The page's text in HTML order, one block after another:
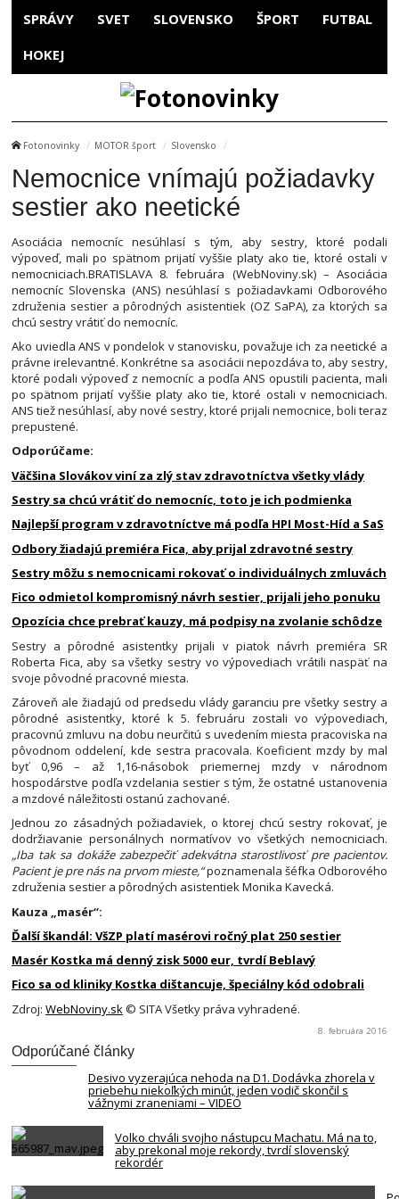
SPRÁVY SVET SLOVENSKO ŠPORT FUTBAL
HOKEJ
Fotonovinky MOTOR šport Slovensko
Nemocnice vnímajú požiadavky
sestier ako neetické
Asociácia nemocníc nesúhlasí s tým, aby sestry, ktoré podali
výpoveď, mali po spätnom prijatí vyššie platy ako tie, ktoré ostali v
nemocniciach.BRATISLAVA 8. februára (WebNoviny.sk) – Asociácia
nemocníc Slovenska (ANS) nesúhlasí s požiadavkami Odborového
združenia sestier a pôrodných asistentiek (OZ SaPA), za ktorých sa
chcú sestry vrátiť do nemocníc.
Ako uviedla ANS v pondelok v stanovisku, považuje ich za neetické a
právne irelevantné. Konkrétne sa asociácii nepozdáva to, aby sestry,
ktoré podali výpoveď z nemocníc a podľa ANS opustili pacienta, mali
po spätnom prijatí vyššie platy ako tie, ktoré ostali v nemocniciach.
ANS tiež nesúhlasí, aby nové sestry, ktoré prijali nemocnice, boli teraz
prepustené.
Odporúčame:
Väčšina Slovákov viní za zlý stav zdravotníctva všetky vlády
Sestry sa chcú vrátiť do nemocníc, toto je ich podmienka
Najlepší program v zdravotníctve má podľa HPI Most-Híd a SaS
Odbory žiadajú premiéra Fica, aby prijal zdravotné sestry
Sestry môžu s nemocnicami rokovať o individuálnych zmluvách
Fico odmietol kompromisný návrh sestier, prijali jeho ponuku
Opozícia chce prebrať kauzy, má podpisy na zvolanie schôdze
Sestry a pôrodné asistentky prijali v piatok návrh premiéra SR
Roberta Fica, aby sa všetky sestry vo výpovediach vrátili naspäť na
svoje pôvodné pracovné miesta.
Zároveň ale žiadajú od predsedu vlády garanciu pre všetky sestry a
pôrodné asistentky, ktoré k 5. februáru zostali vo výpovediach,
pracovnú zmluvu na dobu neurčitú s uvedením miesta pracoviska na
pôvodnom oddelení, kde sestra pracovala. Koeficient mzdy by mal
byť 0,96 – až 1,16-násobok priemernej mzdy v národnom
hospodárstve podľa vzdelania sestier s tým, že ostatné ustanovenia
a mzdové náležitosti ostanú zachované.
Jednou zo zásadných požiadaviek, o ktorej chcú sestry rokovať, je
dodržiavanie personálnych normatívov vo všetkých nemocniciach.
„Iba tak sa dokáže zabezpečiť adekvátna starostlivosť pre pacientov.
Pacient je pre nás na prvom mieste,“poznamenala šéfka Odborového
združenia sestier a pôrodných asistentiek Monika Kavecká.
Kauza „masér“:
Ďalší škandál: VšZP platí masérovi ročný plat 250 sestier
Masér Kostka má denný zisk 5000 eur, tvrdí Beblavý
Fico sa od kliniky Kostka dištancuje, špeciálny kód odobrali
Zdroj: WebNoviny.sk © SITA Všetky práva vyhradené.
8. februára 2016
Odporúčané články
Desivo vyzerajúca nehoda na D1. Dodávka zhorela v
priebehu niekoľkých minút, jeden vodič skončil s
vážnymi zraneniami – VIDEO
Volko chváli svojho nástupcu Machatu. Má na to,
aby prekonal moje rekordy, tvrdí slovenský
rekordér